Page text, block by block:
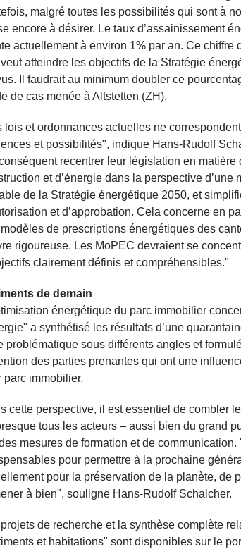
malgré toutes les possibilités qui sont à
encore à désirer. Le taux d’assainissement
actuellement à environ 1% par an. Ce chiffre
veut atteindre les objectifs de la Stratégie
Il faudrait au minimum doubler ce
de cas menée à Altstetten (ZH).
lois et ordonnances actuelles ne
et possibilités", indique Hans-Rudolf
recentrer leur législation en matière
et d’énergie dans la perspective
de la Stratégie énergétique 2050, et
et d’approbation. Cela concerne en
de prescriptions énergétiques des
rigoureuse. Les MoPEC devraient se
clairement définis et compréhensibles."
de demain
énergétique du parc immobilier
a synthétisé les résultats d’une
problématique sous différents angles et
des parties prenantes qui ont une
parc immobilier.
cette perspective, il est essentiel de combler
tous les acteurs – aussi bien du grand
mesures de formation et de communication.
pour permettre à la prochaine
pour la préservation de la planète, de
à bien", souligne Hans-Rudolf Schalcher.
projets de recherche et la synthèse complète
et habitations" sont disponibles sur le